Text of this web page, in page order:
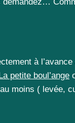
à
petite boul’ange
moins ( levée,